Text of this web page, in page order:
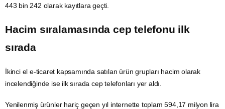
443 bin 242 olarak kayıtlara geçti.
Hacim sıralamasındacep telefonu ilk
sırada
İkinci el e-ticaret kapsamında satılan ürün grupları hacim olarak
incelendiğinde ise ilk sırada cep telefonları yer aldı.
Yenilenmiş ürünler hariç geçen yıl internette toplam 594,17 milyon lira